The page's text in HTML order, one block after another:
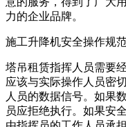
力的企业品牌。
施工升降机安全操作规
塔吊租赁指挥人员需要
应该与实际操作人员密
人员的数据信号。如果
员应拒绝执行。如果安